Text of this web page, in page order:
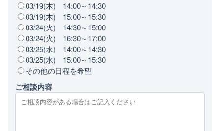
03/19(木) 14:00～14:30
03/19(木) 15:00～15:30
03/24(火) 14:30～15:00
03/24(火) 16:30～17:00
03/25(水) 14:00～14:30
03/25(水) 15:00～15:30
その他の日程を希望
ご相談内容